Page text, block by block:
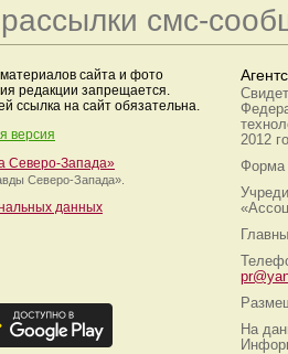
смс-
сайта и фото
редакции запрещается.
ссылка на сайт обязательна.
версия
Северо-Запада»
Северо-Запада».
данных
2012
Форма
На